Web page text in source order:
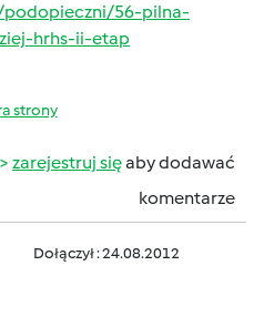
56-pilna-
hrhs-ii-etap
strony
zarejestruj sięaby dodawać
komentarze
Dołączył : 24.08.2012